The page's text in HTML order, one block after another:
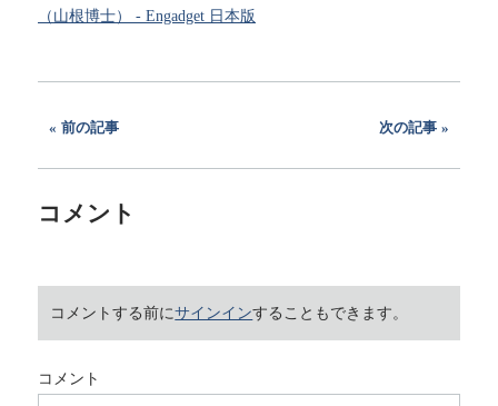
（山根博士） - Engadget 日本版
前の記事 次の記事
コメント
コメントする前にサインインすることもできます。
コメント